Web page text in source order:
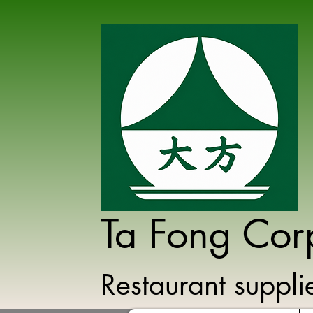
Ta Fong
Restaurant